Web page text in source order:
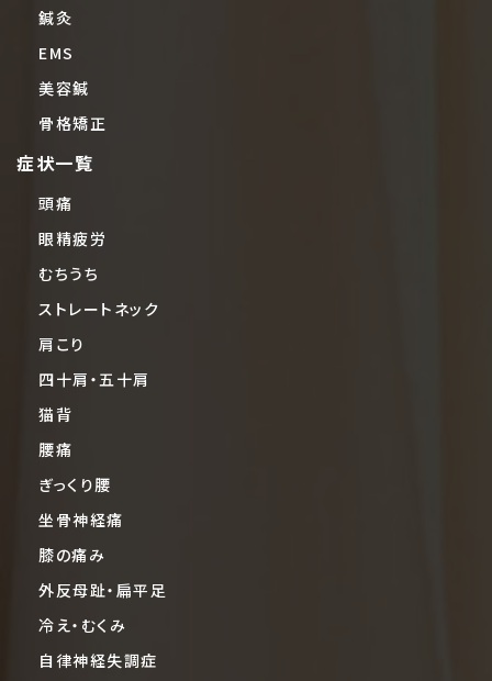
鍼灸
EMS
美容鍼
骨格矯正
症状一覧
頭痛
眼精疲労
むちうち
ストレートネック
肩こり
四十肩・五十肩
猫背
腰痛
ぎっくり腰
坐骨神経痛
膝の痛み
外反母趾・扁平足
冷え・むくみ
自律神経失調症